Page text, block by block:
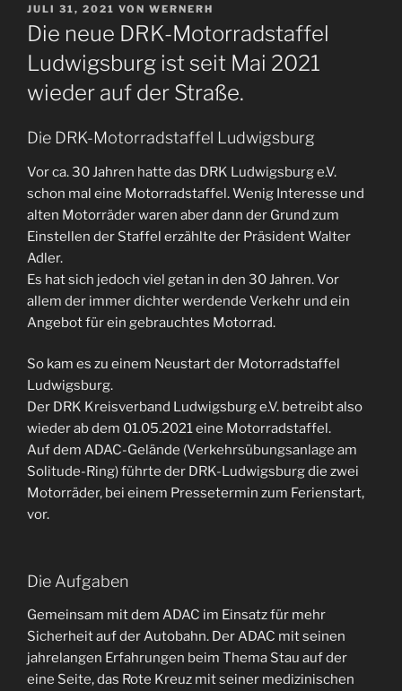
VERÖFFENTLICHT
AM
JULI 31, 2021 VON WERNERH
Die neue DRK-Motorradstaffel
Ludwigsburg ist seit Mai 2021
wieder auf der Straße.
Die DRK-Motorradstaffel Ludwigsburg
Vor ca. 30 Jahren hatte das DRK Ludwigsburg e.V.
schon mal eine Motorradstaffel. Wenig Interesse und
alten Motorräder waren aber dann der Grund zum
Einstellen der Staffel erzählte der Präsident Walter
Adler.
Es hat sich jedoch viel getan in den 30 Jahren. Vor
allem der immer dichter werdende Verkehr und ein
Angebot für ein gebrauchtes Motorrad.
So kam es zu einem Neustart der Motorradstaffel
Ludwigsburg.
Der DRK Kreisverband Ludwigsburg e.V. betreibt also
wieder ab dem 01.05.2021 eine Motorradstaffel.
Auf dem ADAC-Gelände (Verkehrsübungsanlage am
Solitude-Ring) führte der DRK-Ludwigsburg die zwei
Motorräder, bei einem Pressetermin zum Ferienstart,
vor.
Die Aufgaben
Gemeinsam mit dem ADAC im Einsatz für mehr
Sicherheit auf der Autobahn. Der ADAC mit seinen
jahrelangen Erfahrungen beim Thema Stau auf der
eine Seite, das Rote Kreuz mit seiner medizinischen